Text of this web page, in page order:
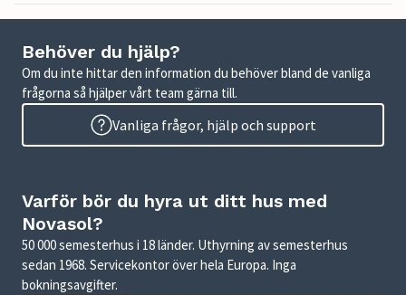
Behöver du hjälp?
Om du inte hittar den information du behöver bland de vanliga
frågorna så hjälper vårt team gärna till.
Vanliga frågor, hjälp och support
Varför bör du hyra ut ditt hus med
Novasol?
50 000 semesterhus i 18 länder. Uthyrning av semesterhus
sedan 1968. Servicekontor över hela Europa. Inga
bokningsavgifter.